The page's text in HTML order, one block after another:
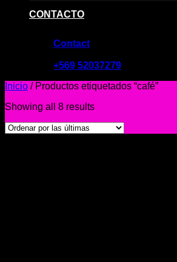
CONTACTO
Contact
+569 52037279
Inicio /Productos etiquetados “café”
Showing all 8 results